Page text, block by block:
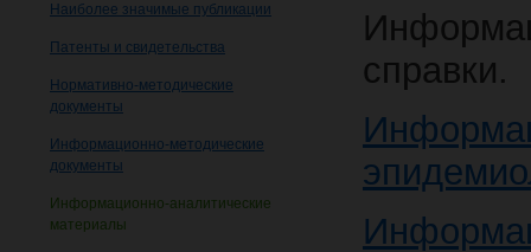
Наиболее значимые публикации
Патенты и свидетельства
Нормативно-методические
документы
Информационно-методические
документы
Информационно-аналитические
материалы
справки.